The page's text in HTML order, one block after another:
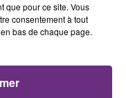
que pour ce site. Vous
consentement à tout
bas de chaque page.